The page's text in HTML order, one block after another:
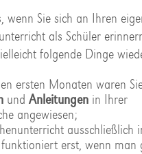
wenn Sie sich an Ihren
als Schüler
folgende Dinge
ersten Monaten waren
und Anleitungenin Ihrer
angewiesen;
ausschließlich
erst, wenn man